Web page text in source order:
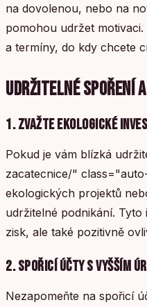
na dovolenou, nebo na
pomohou udržet
a termíny, do kdy chcete
UDRŽITELNÉ SPOŘENÍ
1. ZVAŽTE EKOLOGICKÉ
Pokud je vám blízká
zacatecnice/"
ekologických projektů
udržitelné podnikání.
zisk, ale také pozitivně
2. SPOŘICÍ ÚČTY S VYŠŠÍM
Nezapomeňte na spořicí